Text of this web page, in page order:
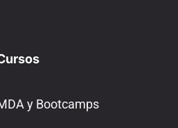
y Bootcamps